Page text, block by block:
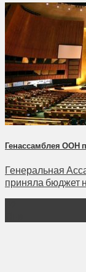
Генассамблея ООН
Генеральная
приняла бюджет